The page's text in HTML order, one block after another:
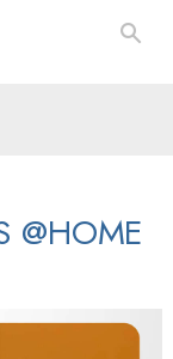
@HOME